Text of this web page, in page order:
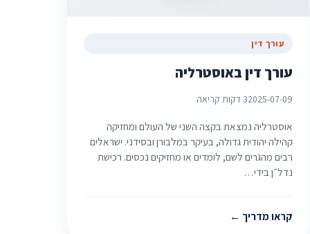
עורך דין
עורך דין באוסטרליה
2025-07-093 דקות קריאה
אוסטרליה נמצאת בקצה השני של העולם ומחזיקה
קהילה יהודית גדולה, בעיקר במלבורן ובסידני. ישראלים
רבים מהגרים לשם, לומדים או מחזיקים נכסים. רכישת
נדל״ן בידי…
קראו מדריך